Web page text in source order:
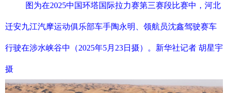
图为在2025中国环塔国际拉力赛第三赛段比赛中，河北
迁安九江汽摩运动俱乐部车手陶永明、领航员沈鑫驾驶赛车
行驶在涉水峡谷中（2025年5月23日摄）。新华社记者 胡星宇
摄